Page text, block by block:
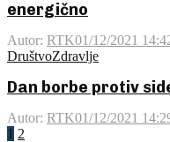
energično
Autor: RTK01/12/2021
DruštvoZdravlje
Dan borbe protiv
Autor: RTK01/12/2021
1 2